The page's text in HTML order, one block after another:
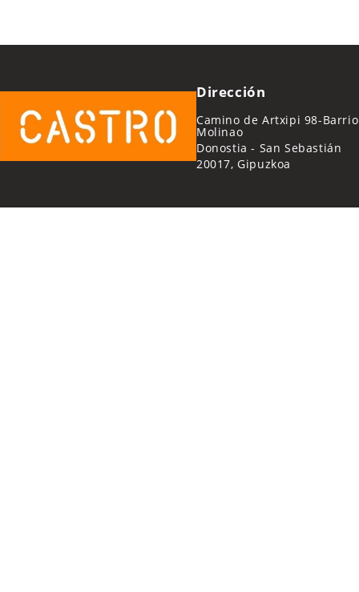
Dirección
Camino de Artxipi 98-Barrio
Molinao
Donostia - San Sebastián
20017, Gipuzkoa